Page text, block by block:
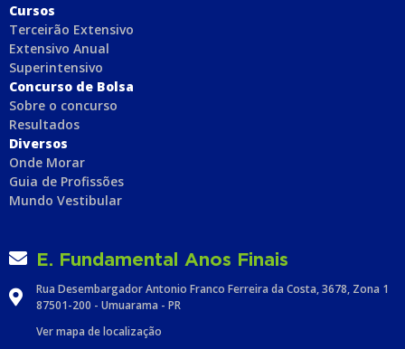
Cursos
Terceirão Extensivo
Extensivo Anual
Superintensivo
Concurso de Bolsa
Sobre o concurso
Resultados
Diversos
Onde Morar
Guia de Profissões
Mundo Vestibular
E. Fundamental Anos Finais
Rua Desembargador Antonio Franco Ferreira da Costa, 3678, Zona 1
87501-200 - Umuarama - PR
Ver mapa de localização